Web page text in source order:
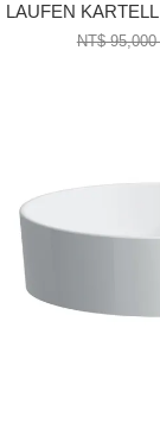
LAUFEN
NT$ 95,000